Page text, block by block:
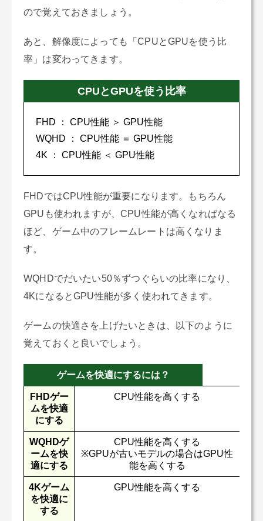
ので覚えておきましょう。
あと、解像度によっても「CPUとGPUを使う比
率」は変わってきます。
CPUとGPUを使う比率
FHD ： CPU性能 ＞ GPU性能
WQHD ： CPU性能 ＝ GPU性能
4K ： CPU性能 ＜ GPU性能
FHDではCPU性能が重要になります。もちろん
GPUも使われますが、CPU性能が高くなればなる
ほど、ゲーム中のフレームレートは高くなりま
す。
WQHDでだいたい50％ずつぐらいの比率になり、
4KになるとGPU性能が多く使われてきます。
ゲームの快適さを上げたいときは、以下のように
覚えておくと良いでしょう。
ゲームを快適にするには？
FHDゲー
ムを快適
にする
CPU性能を高くする
WQHDゲ
ームを快
適にする
CPU性能を高くする
※GPUが古いモデルの場合はGPU性
能を高くする
4Kゲーム
を快適に
する
GPU性能を高くする